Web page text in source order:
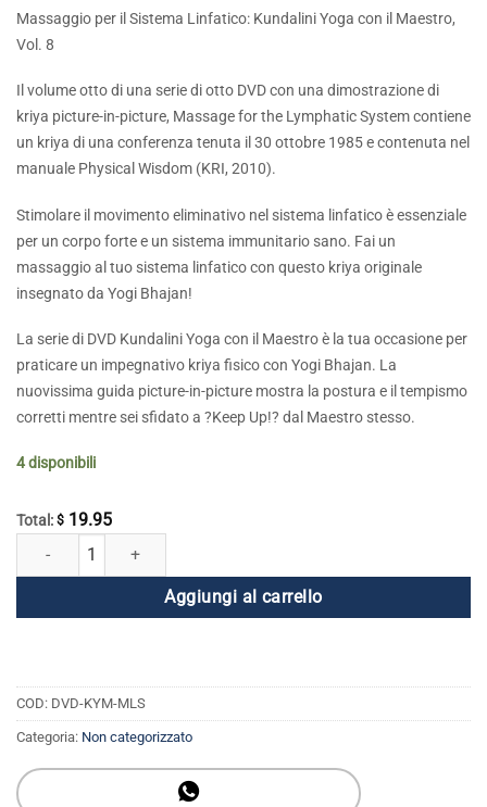
Massaggio per il Sistema Linfatico: Kundalini Yoga con il Maestro,
Vol. 8
Il volume otto di una serie di otto DVD con una dimostrazione di
kriya picture-in-picture, Massage for the Lymphatic System contiene
un kriya di una conferenza tenuta il 30 ottobre 1985 e contenuta nel
manuale Physical Wisdom (KRI, 2010).
Stimolare il movimento eliminativo nel sistema linfatico è essenziale
per un corpo forte e un sistema immunitario sano. Fai un
massaggio al tuo sistema linfatico con questo kriya originale
insegnato da Yogi Bhajan!
La serie di DVD Kundalini Yoga con il Maestro è la tua occasione per
praticare un impegnativo kriya fisico con Yogi Bhajan. La
nuovissima guida picture-in-picture mostra la postura e il tempismo
corretti mentre sei sfidato a ?Keep Up!? dal Maestro stesso.
4 disponibili
Total: $ 19.95
Kundalini Yoga con il Maestro - Massaggio per il Sistema Linfatico
Aggiungi al carrello
COD: DVD-KYM-MLS
Categoria: Non categorizzato